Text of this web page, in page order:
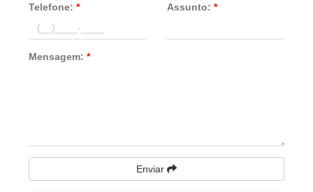
Telefone:* Assunto: *
Mensagem:*
Enviar